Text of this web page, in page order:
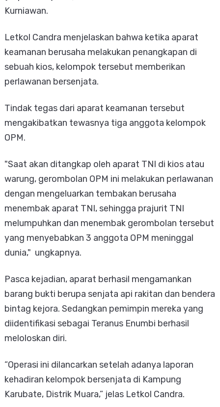
Kurniawan.
Letkol Candra menjelaskan bahwa ketika aparat
keamanan berusaha melakukan penangkapan di
sebuah kios, kelompok tersebut memberikan
perlawanan bersenjata.
Tindak tegas dari aparat keamanan tersebut
mengakibatkan tewasnya tiga anggota kelompok
OPM.
"Saat akan ditangkap oleh aparat TNI di kios atau
warung, gerombolan OPM ini melakukan perlawanan
dengan mengeluarkan tembakan berusaha
menembak aparat TNI, sehingga prajurit TNI
melumpuhkan dan menembak gerombolan tersebut
yang menyebabkan 3 anggota OPM meninggal
dunia," ungkapnya.
Pasca kejadian, aparat berhasil mengamankan
barang bukti berupa senjata api rakitan dan bendera
bintag kejora. Sedangkan pemimpin mereka yang
diidentifikasi sebagai Teranus Enumbi berhasil
meloloskan diri.
“Operasi ini dilancarkan setelah adanya laporan
kehadiran kelompok bersenjata di Kampung
Karubate, Distrik Muara,” jelas Letkol Candra.